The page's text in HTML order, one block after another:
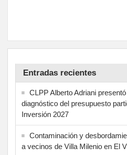
Entradas recientes
CLPP Alberto Adriani
diagnóstico del presupuesto
Inversión 2027
Contaminación y
a vecinos de Villa Milenio en El